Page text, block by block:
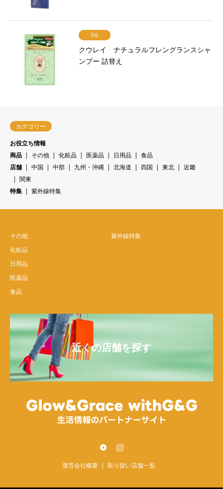
3位
クウレイ ナチュラルフレングランスシャ
ンプー 詰替え
カテゴリー
お役立ち情報
商品
その他 化粧品 医薬品 日用品
食品
店舗
中国 中部 九州・沖縄 北海道 四国 東北
近畿
関東
特集
紫外線特集
その他
化粧品
日用品
医薬品
食品
紫外線特集
近くの店舗を探す
運営会社概要 取り扱い店舗一覧